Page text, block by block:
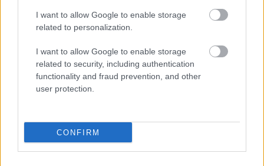
I want to allow Google to enable storage
related to personalization.
I want to allow Google to enable storage
related to security, including authentication
functionality and fraud prevention, and other
user protection.
CONFIRM
Επηρεάζει η σειρά γέννησης την εκδήλωση
συγκεκριμένων νόσων;